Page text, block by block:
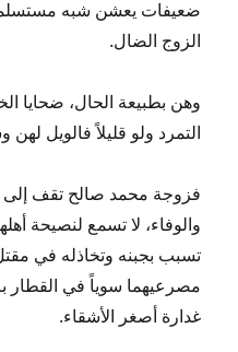
ضعيفات يعشن شبه
الزوج الضال.
وهن بطبيعة الحال، ضحايا
التمرد ولو قليلاً فالويل
فزوجة محمد صالح تقف إلى
والوفاء، لا تسمع لنصيحة
تسبب بجبنه وتخاذله في
مصرعيهما سوياً في القطار
غدارة أصغر الأشقاء.